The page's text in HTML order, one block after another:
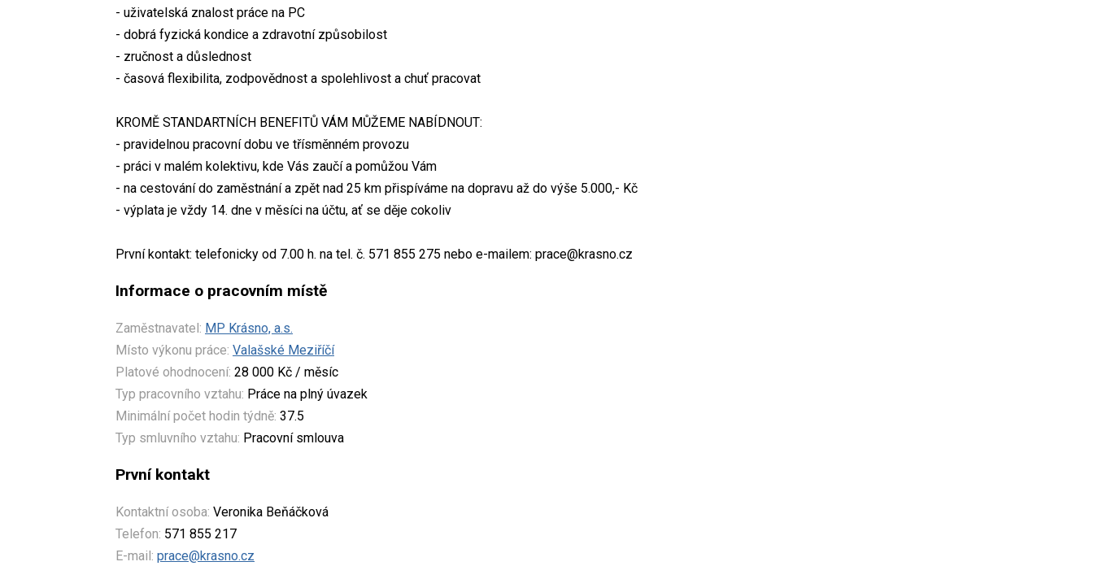
- uživatelská znalost práce na PC
- dobrá fyzická kondice a zdravotní způsobilost
- zručnost a důslednost
- časová flexibilita, zodpovědnost a spolehlivost a chuť pracovat
KROMĚ STANDARTNÍCH BENEFITŮ VÁM MŮŽEME NABÍDNOUT:
- pravidelnou pracovní dobu ve třísměnném provozu
- práci v malém kolektivu, kde Vás zaučí a pomůžou Vám
- na cestování do zaměstnání a zpět nad 25 km přispíváme na dopravu až do výše 5.000,- Kč
- výplata je vždy 14. dne v měsíci na účtu, ať se děje cokoliv
První kontakt: telefonicky od 7.00 h. na tel. č. 571 855 275 nebo e-mailem: prace@krasno.cz
Informace o pracovním místě
Zaměstnavatel: MP Krásno, a.s.
Místo výkonu práce: Valašské Meziříčí
Platové ohodnocení: 28 000 Kč / měsíc
Typ pracovního vztahu: Práce na plný úvazek
Minimální počet hodin týdně: 37.5
Typ smluvního vztahu: Pracovní smlouva
První kontakt
Kontaktní osoba: Veronika Beňáčková
Telefon: 571 855 217
E-mail: prace@krasno.cz